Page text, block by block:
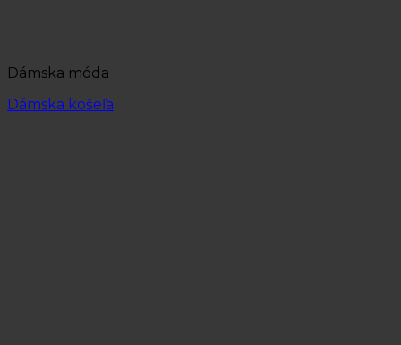
Dámska móda
Dámska košeľa